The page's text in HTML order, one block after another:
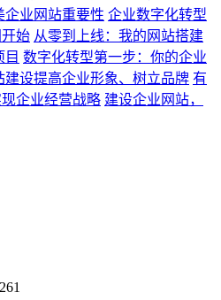
企业网站重要性 企业数字化转型
始 从零到上线：我的网站搭建
目 数字化转型第一步：你的企业
建设提高企业形象、树立品牌 有
企业经营战略 建设企业网站，